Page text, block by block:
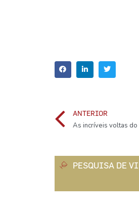
ANTERIOR
As incríveis voltas
PESQUISA DE